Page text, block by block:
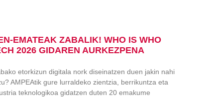
EMATEAK ZABALIK! WHO IS WHO
2026 GIDAREN AURKEZPENA
etorkizun digitala nork diseinatzen duen jakin nahi
AMPEAtik gure lurraldeko zientzia, berrikuntza eta
teknologikoa gidatzen duten 20 emakume